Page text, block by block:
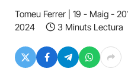
Tomeu Ferrer 19 - Maig -
2024
3 Minuts Lectura